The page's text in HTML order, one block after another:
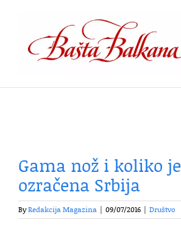
content
Gama nož i koliko je
ozračena Srbija
ByRedakcija Magazina 09/07/2016 Društvo